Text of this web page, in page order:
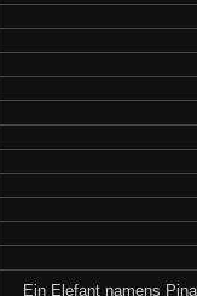
Ein Elefant namens Pina